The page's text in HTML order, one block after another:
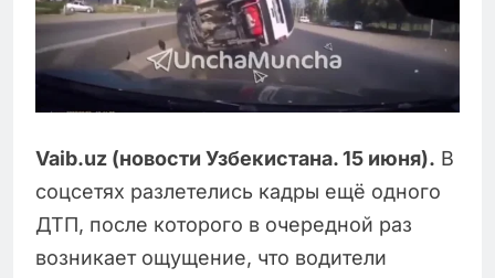
Vaib.uz (новости Узбекистана. 15 июня). В
соцсетях разлетелись кадры ещё одного
ДТП, после которого в очередной раз
возникает ощущение, что водители